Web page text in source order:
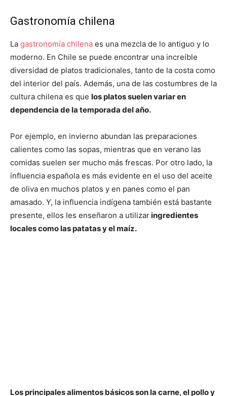
Gastronomía chilena
La gastronomía chilena es una mezcla de lo antiguo y lo
moderno. En Chile se puede encontrar una increíble
diversidad de platos tradicionales, tanto de la costa como
del interior del país. Además, una de las costumbres de la
cultura chilena es que los platos suelen variar en
dependencia de la temporada del año.
Por ejemplo, en invierno abundan las preparaciones
calientes como las sopas, mientras que en verano las
comidas suelen ser mucho más frescas. Por otro lado, la
influencia española es más evidente en el uso del aceite
de oliva en muchos platos y en panes como el pan
amasado. Y, la influencia indígena también está bastante
presente, ellos les enseñaron a utilizaringredientes
locales como las patatas y el maíz.
Los principales alimentos básicos son la carne, el pollo y